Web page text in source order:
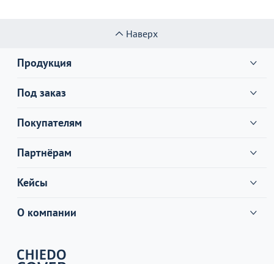
Наверх
Продукция
Под заказ
Покупателям
Партнёрам
Кейсы
О компании